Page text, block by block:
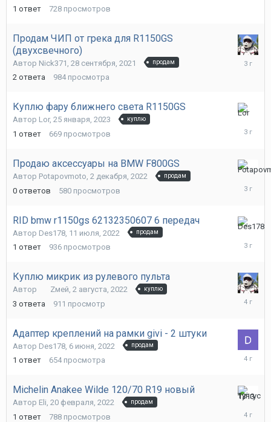
1 ответ 728 просмотров
Продам ЧИП от грека для R1150GS
(двухсвечного)
Автор Nick371 28 сентября, 2021 продам
2 ответа 984 просмотра
18
Куплю фару ближнего света R1150GS
Автор Lor, 25 января, 2023 куплю
1 ответ 669 просмотров
12
Продаю аксессуары на BMW F800GS
Автор Potapovmoto 2 декабря, 2022 продам
0 ответов 580 просмотров
2
декабря,
RID bmw r1150gs 62132350607 6 передач
Автор Des178 11 июля, 2022 продам
1 ответ 936 просмотров
24
августа,
Куплю микрик из рулевого пульта
Автор Zмей, 2 августа, 2022 куплю
3 ответа 911 просмотр
Адаптер креплений на рамки givi - 2 штуки
Автор Des178 6 июня, 2022 продам
1 ответ 654 просмотра
11
Michelin Anakee Wilde 120/70 R19 новый
Автор Eli, 20 февраля, 2022 продам
1 ответ 788 просмотров
2
июня,